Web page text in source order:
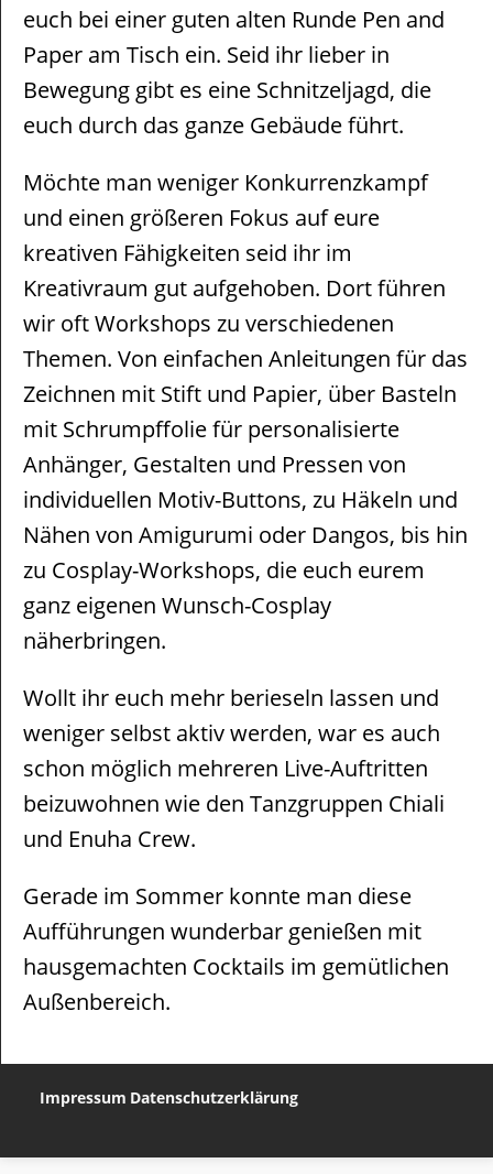
euch bei einer guten alten Runde Pen and
Paper am Tisch ein. Seid ihr lieber in
Bewegung gibt es eine Schnitzeljagd, die
euch durch das ganze Gebäude führt.
Möchte man weniger Konkurrenzkampf
und einen größeren Fokus auf eure
kreativen Fähigkeiten seid ihr im
Kreativraum gut aufgehoben. Dort führen
wir oft Workshops zu verschiedenen
Themen. Von einfachen Anleitungen für das
Zeichnen mit Stift und Papier, über Basteln
mit Schrumpffolie für personalisierte
Anhänger, Gestalten und Pressen von
individuellen Motiv-Buttons, zu Häkeln und
Nähen von Amigurumi oder Dangos, bis hin
zu Cosplay-Workshops, die euch eurem
ganz eigenen Wunsch-Cosplay
näherbringen.
Wollt ihr euch mehr berieseln lassen und
weniger selbst aktiv werden, war es auch
schon möglich mehreren Live-Auftritten
beizuwohnen wie den Tanzgruppen Chiali
und Enuha Crew.
Gerade im Sommer konnte man diese
Aufführungen wunderbar genießen mit
hausgemachten Cocktails im gemütlichen
Außenbereich.
Impressum Datenschutzerklärung